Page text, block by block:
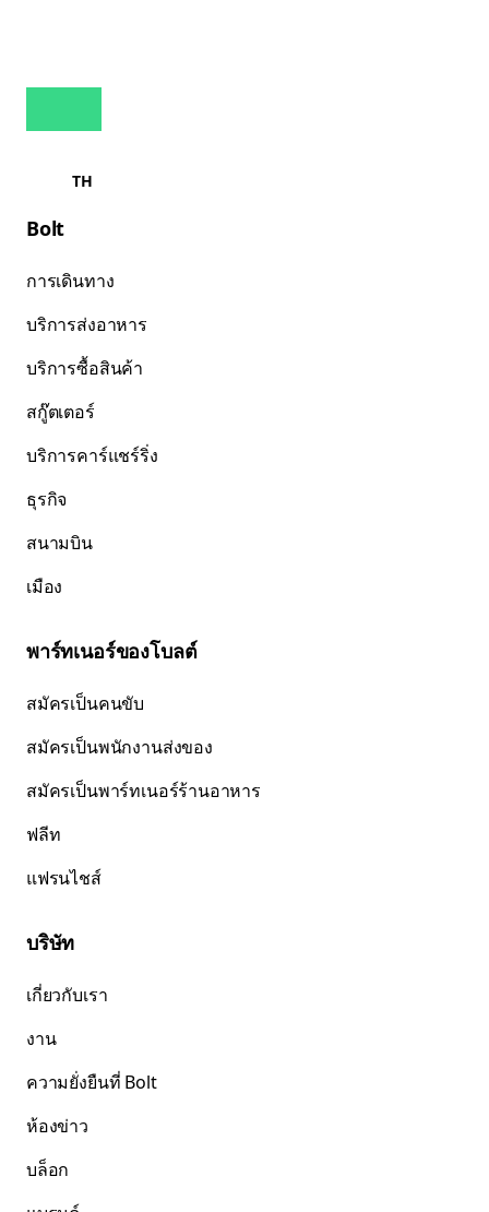
TH
Bolt
การเดินทาง
บริการส่งอาหาร
บริการซื้อสินค้า
สกู๊ตเตอร์
บริการคาร์แชร์ริ่ง
ธุรกิจ
สนามบิน
เมือง
พาร์ทเนอร์ของโบลต์
สมัครเป็นคนขับ
สมัครเป็นพนักงานส่งของ
สมัครเป็นพาร์ทเนอร์ร้านอาหาร
ฟลีท
แฟรนไชส์
บริษัท
เกี่ยวกับเรา
งาน
ความยั่งยืนที่ Bolt
ห้องข่าว
บล็อก